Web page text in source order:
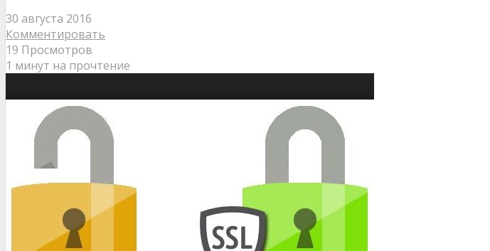
30 августа 2016
Комментировать
19 Просмотров
1 минут на прочтение